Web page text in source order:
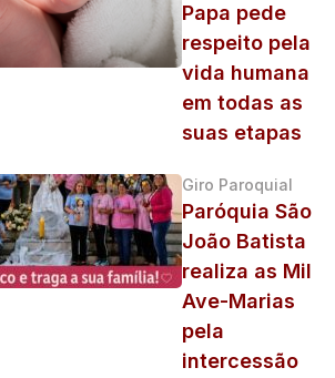
Papa pede
respeito pela
vida humana
em todas as
suas etapas
Giro Paroquial
Paróquia São
João Batista
realiza as Mil
Ave-Marias
pela
intercessão